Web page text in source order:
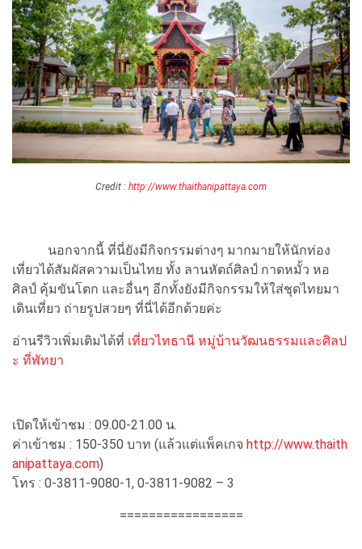
Credit : http://www.thaithanipattaya.com
นอกจากนี้ ที่นี่ยังมีกิจกรรมต่างๆ มากมายให้นักท่อง
เที่ยวได้สัมผัสความเป็นไทย ทั้ง ลานหัตถ์ศิลป์ กาดหมั้ว หอ
ศิลป์ คุ้มขันโตก และอื่นๆ อีกทั้งยังมีกิจกรรมให้ใส่ชุดไทยมา
เดินเที่ยว ถ่ายรูปสวยๆ ที่นี่ได้อีกด้วยค่ะ
อ่านรีวิวเพิ่มเติมได้ที่ เที่ยวไทธานี หมู่บ้านวัฒนธรรมและศิลป
ะ ที่พัทยา
เปิดให้เข้าชม : 09.00-21.00 น.
ค่าเข้าชม : 150-350 บาท (แล้วแต่แพ็คเกจ http://www.thaith
anipattaya.com)
โทร : 0-3811-9080-1, 0-3811-9082 – 3
=================